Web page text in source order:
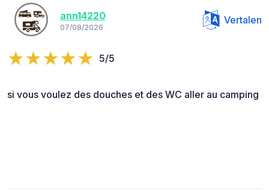
ann14220
07/08/2026
Vertalen
5/5
si vous voulez des douches et des WC aller au camping